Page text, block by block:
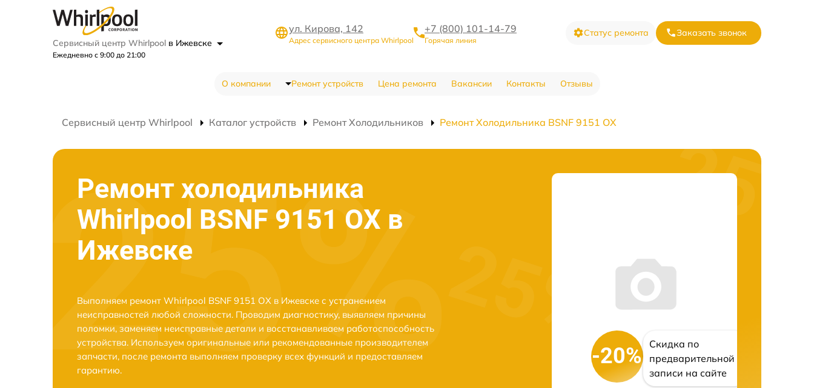
Сервисный центр Whirlpool в Ижевске
Ежедневно с 9:00 до 21:00
ул. Кирова, 142
Адрес сервисного центра Whirlpool
+7 (800) 101-14-79
Горячая линия
Статус ремонта Заказать звонок
О компании Ремонт устройств Цена ремонта Вакансии Контакты Отзывы
Сервисный центр Whirlpool Каталог устройств Ремонт Холодильников Ремонт Холодильника BSNF 9151 OX
Ремонт холодильника
Whirlpool BSNF 9151 OX в
Ижевске
Выполняем ремонт Whirlpool BSNF 9151 OX в Ижевске с устранением
неисправностей любой сложности. Проводим диагностику, выявляем причины
поломки, заменяем неисправные детали и восстанавливаем работоспособность
устройства. Используем оригинальные или рекомендованные производителем
запчасти, после ремонта выполняем проверку всех функций и предоставляем
гарантию.
-20%
Скидка по
предварительной
записи на сайте